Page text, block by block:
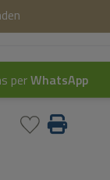
perWhatsApp